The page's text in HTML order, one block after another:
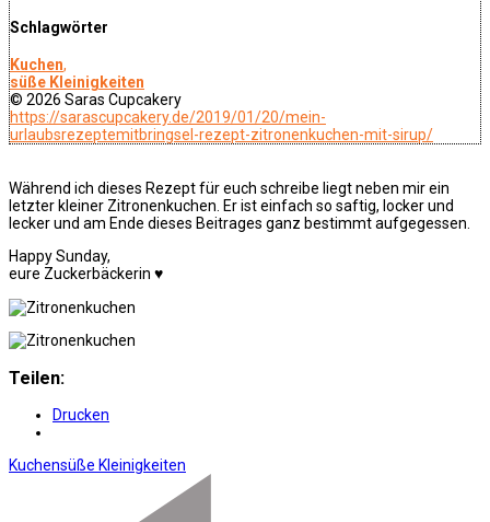
Schlagwörter
Kuchen,
süße Kleinigkeiten
© 2026 Saras Cupcakery
https://sarascupcakery.de/2019/01/20/mein-
urlaubsrezeptemitbringsel-rezept-zitronenkuchen-mit-sirup/
Während ich dieses Rezept für euch schreibe liegt neben mir ein
letzter kleiner Zitronenkuchen. Er ist einfach so saftig, locker und
lecker und am Ende dieses Beitrages ganz bestimmt aufgegessen.
Happy Sunday,
eure Zuckerbäckerin ♥
Teilen:
Drucken
Kuchensüße Kleinigkeiten